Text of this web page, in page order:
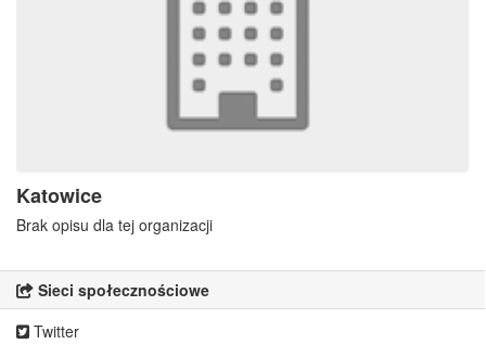
Katowice
Brak opisu dla tej organizacji
Sieci społecznościowe
Twitter